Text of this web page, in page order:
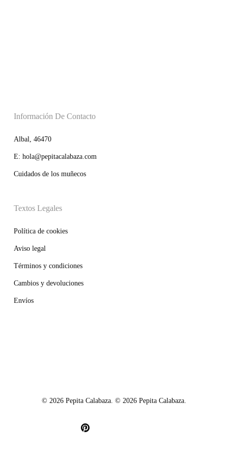
Información De Contacto
Albal, 46470
E: hola@pepitacalabaza.com
Cuidados de los muñecos
Textos Legales
Política de cookies
Aviso legal
Términos y condiciones
Cambios y devoluciones
Envíos
© 2026 Pepita Calabaza. © 2026 Pepita Calabaza.
pinterest